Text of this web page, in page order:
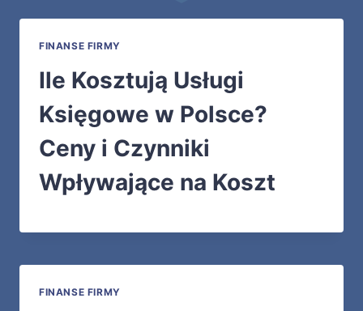
FINANSE FIRMY
Ile Kosztują Usługi
Księgowe w Polsce?
Ceny i Czynniki
Wpływające na Koszt
FINANSE FIRMY